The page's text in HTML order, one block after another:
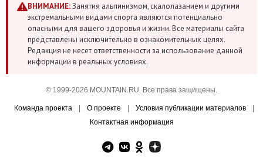
ВНИМАНИЕ:Занятия альпинизмом, скалолазанием и другими
экстремальными видами спорта являются потенциально
опасными для вашего здоровья и жизни. Все материалы сайта
представлены исключительно в ознакомительных целях.
Редакция не несет ответственности за использование данной
информации в реальных условиях.
© 1999-2026 MOUNTAIN.RU. Все права защищены.
Команда проекта | О проекте | Условия публикации материалов
|
Контактная информация